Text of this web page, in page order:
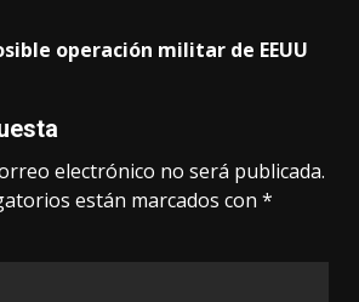
operación militar de EEUU
electrónico no será publicada.
están marcados con *